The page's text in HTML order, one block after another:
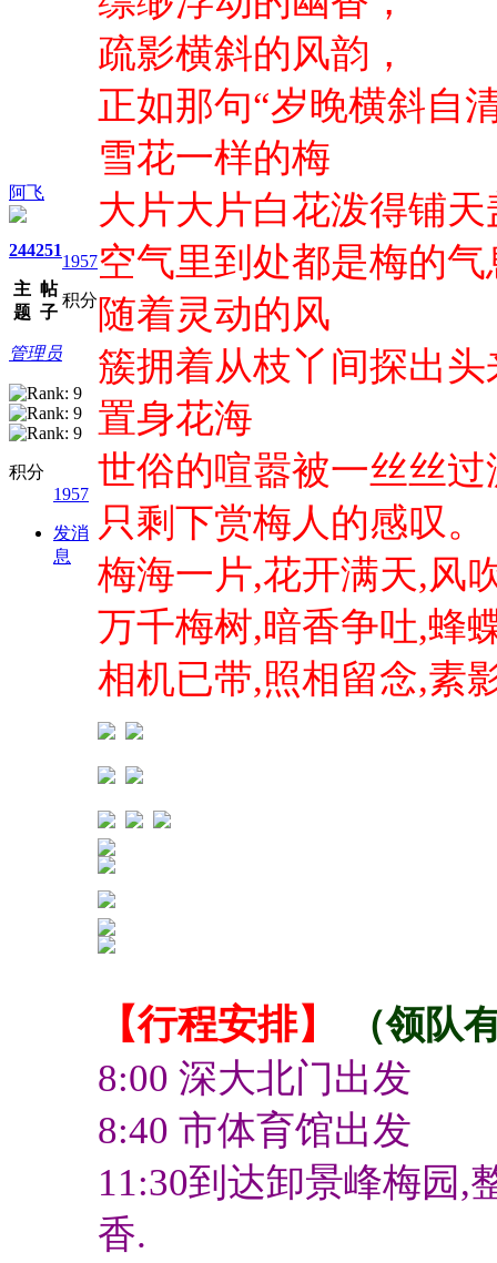
阿飞
244
主
题
251
帖
子
1957
积分
管理员
积分
1957
发消
息
疏影横斜的风韵，
正如那句“岁晚横斜自
雪花一样的梅
大片大片白花泼得铺天
空气里到处都是梅的气
随着灵动的风
簇拥着从枝丫间探出头
置身花海
世俗的喧嚣被一丝丝过
只剩下赏梅人的感叹。
梅海一片,花开满天,风
万千梅树,暗香争吐,蜂
相机已带,照相留念,素
【行程安排】
（领队
8:00 深大北门出发
8:40 市体育馆出发
11:30到达卸景峰梅园,
香.